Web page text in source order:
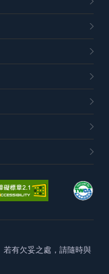
若有欠妥之處，請隨時與